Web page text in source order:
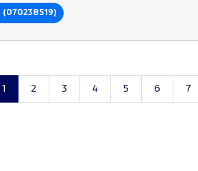
(070238519)
1 2 3 4 5 6 7